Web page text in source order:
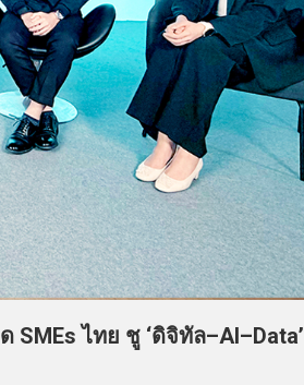
SMEs ไทย ชู ‘ดิจิทัล–AI–Data’